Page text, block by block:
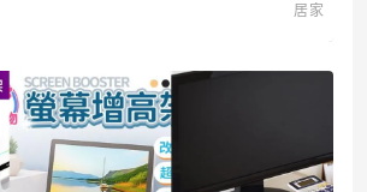
居家